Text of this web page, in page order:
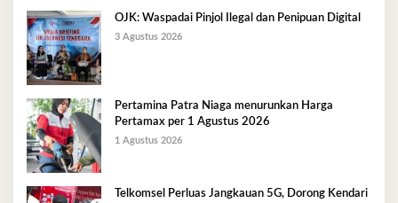
OJK: Waspadai Pinjol Ilegal dan Penipuan Digital
3 Agustus 2026
Pertamina Patra Niaga menurunkan Harga
Pertamax per 1 Agustus 2026
1 Agustus 2026
Telkomsel Perluas Jangkauan 5G, Dorong Kendari